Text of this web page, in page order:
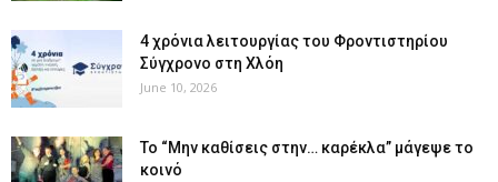
4 χρόνια λειτουργίας του Φροντιστηρίου
Σύγχρονο στη Χλόη
June 10, 2026
Το “Μην καθίσεις στην… καρέκλα” μάγεψε το
κοινό